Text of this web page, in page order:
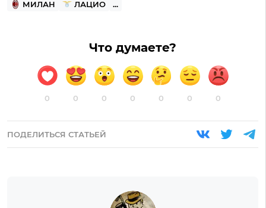
МИЛАН ЛАЦИО ...
Что думаете?
0 0 0 0 0 0 0
ПОДЕЛИТЬСЯ СТАТЬЕЙ